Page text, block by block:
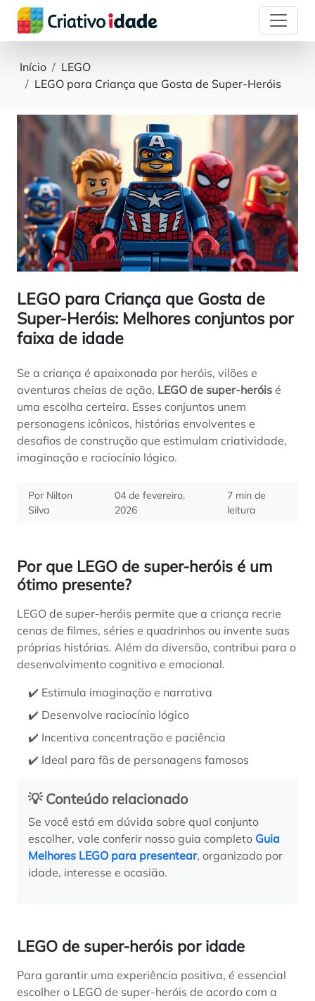
Início
LEGO
LEGO para Criança que Gosta de Super-Heróis
LEGO para Criança que Gosta de
Super-Heróis: Melhores conjuntos por
faixa de idade
Se a criança é apaixonada por heróis, vilões e
aventuras cheias de ação, LEGO de super-heróis é
uma escolha certeira. Esses conjuntos unem
personagens icônicos, histórias envolventes e
desafios de construção que estimulam criatividade,
imaginação e raciocínio lógico.
Por Nilton
Silva
04 de fevereiro,
2026
7 min de
leitura
Por que LEGO de super-heróis é um
ótimo presente?
LEGO de super-heróis permite que a criança recrie
cenas de filmes, séries e quadrinhos ou invente suas
próprias histórias. Além da diversão, contribui para o
desenvolvimento cognitivo e emocional.
✔️ Estimula imaginação e narrativa
✔️ Desenvolve raciocínio lógico
✔️ Incentiva concentração e paciência
✔️ Ideal para fãs de personagens famosos
💡 Conteúdo relacionado
Se você está em dúvida sobre qual conjunto
escolher, vale conferir nosso guia completo Guia
Melhores LEGO para presentear, organizado por
idade, interesse e ocasião.
LEGO de super-heróis por idade
Para garantir uma experiência positiva, é essencial
escolher o LEGO de super-heróis de acordo com a